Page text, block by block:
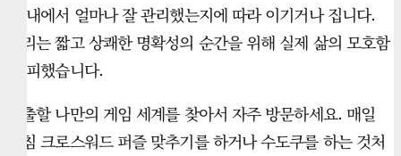
조 내에서 얼마나 잘 관리했는지에 따라 이기거나 집니다.
우리는 짧고 상쾌한 명확성의 순간을 위해 실제 삶의 모호함
을 피했습니다.
탈출할 나만의 게임 세계를 찾아서 자주 방문하세요. 매일
아침 크로스워드 퍼즐 맞추기를 하거나 수도쿠를 하는 것처